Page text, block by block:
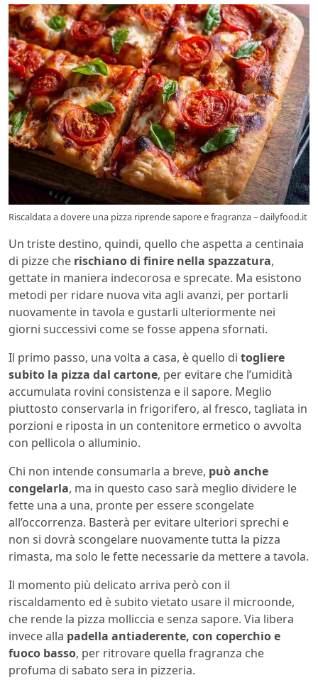
Riscaldata a dovere una pizza riprende sapore e fragranza – dailyfood.it
Un triste destino, quindi, quello che aspetta a centinaia
di pizze che rischiano di finire nella spazzatura,
gettate in maniera indecorosa e sprecate. Ma esistono
metodi per ridare nuova vita agli avanzi, per portarli
nuovamente in tavola e gustarli ulteriormente nei
giorni successivi come se fosse appena sfornati.
Il primo passo, una volta a casa, è quello di togliere
subito la pizza dal cartone, per evitare che l’umidità
accumulata rovini consistenza e il sapore. Meglio
piuttosto conservarla in frigorifero, al fresco, tagliata in
porzioni e riposta in un contenitore ermetico o avvolta
con pellicola o alluminio.
Chi non intende consumarla a breve, può anche
congelarla, ma in questo caso sarà meglio dividere le
fette una a una, pronte per essere scongelate
all’occorrenza. Basterà per evitare ulteriori sprechi e
non si dovrà scongelare nuovamente tutta la pizza
rimasta, ma solo le fette necessarie da mettere a tavola.
Il momento più delicato arriva però con il
riscaldamento ed è subito vietato usare il microonde,
che rende la pizza molliccia e senza sapore. Via libera
invece alla padella antiaderente, con coperchio e
fuoco basso, per ritrovare quella fragranza che
profuma di sabato sera in pizzeria.